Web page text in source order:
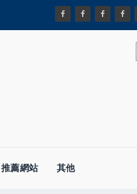
推薦網站 其他